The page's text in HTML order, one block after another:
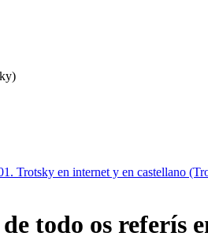
Trotsky en internet y en castellano
todo os referís